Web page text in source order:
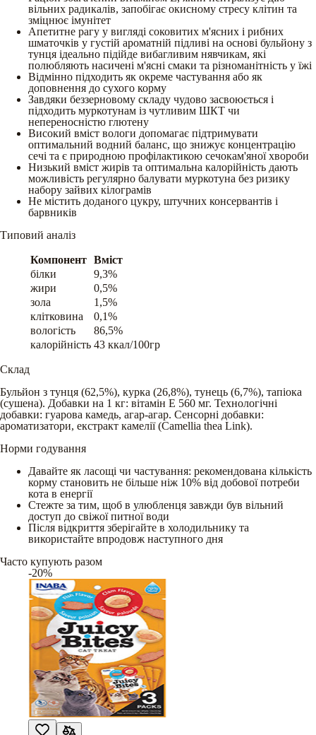
вільних радикалів, запобігає окисному стресу клітин та
зміцнює імунітет
Апетитне рагу у вигляді соковитих м'ясних і рибних
шматочків у густій ароматній підливі на основі бульйону з
тунця ідеально підійде вибагливим нявчикам, які
полюбляють насичені м'ясні смаки та різноманітність у їжі
Відмінно підходить як окреме частування або як
доповнення до сухого корму
Завдяки беззерновому складу чудово засвоюється і
підходить муркотунам із чутливим ШКТ чи
непереносністю глютену
Високий вміст вологи допомагає підтримувати
оптимальний водний баланс, що знижує концентрацію
сечі та є природною профілактикою сечокам'яної хвороби
Низький вміст жирів та оптимальна калорійність дають
можливість регулярно балувати муркотуна без ризику
набору зайвих кілограмів
Не містить доданого цукру, штучних консервантів і
барвників
Типовий аналіз
Компонент Вміст
білки
9,3%
жири
0,5%
зола
1,5%
клітковина
0,1%
вологість
86,5%
калорійність 43 ккал/100гр
Склад
Бульйон з тунця (62,5%), курка (26,8%), тунець (6,7%), тапіока
(сушена). Добавки на 1 кг: вітамін Е 560 мг. Технологічні
добавки: гуарова камедь, агар-агар. Сенсорні добавки:
ароматизатори, екстракт камелії (Camellia thea Link).
Норми годування
Давайте як ласощі чи частування: рекомендована кількість
корму становить не більше ніж 10% від добової потреби
кота в енергії
Стежте за тим, щоб в улюбленця завжди був вільний
доступ до свіжої питної води
Після відкриття зберігайте в холодильнику та
використайте впродовж наступного дня
Часто купують разом
-20%